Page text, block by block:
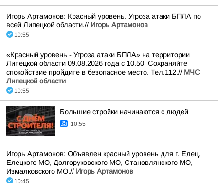
Игорь Артамонов: Красный уровень. Угроза атаки БПЛА по
всей Липецкой области.// Игорь Артамонов
10:55
«Красный уровень - Угроза атаки БПЛА» на территории
Липецкой области 09.08.2026 года с 10.50. Сохраняйте
спокойствие пройдите в безопасное место. Тел.112.// МЧС
Липецкой области
10:55
Большие стройки начинаются с людей
10:55
Игорь Артамонов: Объявлен красный уровень для г. Елец,
Елецкого МО, Долгоруковского МО, Становлянского МО,
Измалковского МО.// Игорь Артамонов
10:45